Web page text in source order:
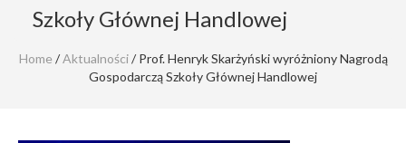
Szkoły Głównej Handlowej
Home /Aktualności/ Prof. Henryk Skarżyński wyróżniony Nagrodą
Gospodarczą Szkoły Głównej Handlowej